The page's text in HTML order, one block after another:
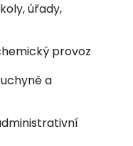
úřady,
provoz
a